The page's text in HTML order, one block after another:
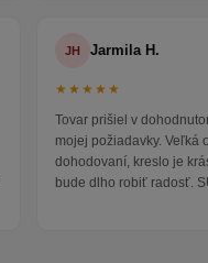
JH Jarmila H.
★★★★★
Tovar prišiel v
mojej požiadavky. Veľká
dohodovaní, kreslo je
bude dlho robiť radosť.